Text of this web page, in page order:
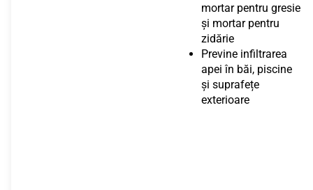
mortar pentru gresie
și mortar pentru
zidărie
Previne infiltrarea
apei în băi, piscine
și suprafețe
exterioare